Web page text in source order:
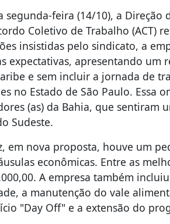
segunda-feira (14/10), a Direção
Coletivo de Trabalho (ACT)
insistidas pelo sindicato, a
expectativas, apresentando
e sem incluir a jornada de
no Estado de São Paulo. Essa
(as) da Bahia, que sentiram
Sudeste.
em nova proposta, houve um
econômicas. Entre as
A empresa também
a manutenção do vale
"Day Off" e a extensão do